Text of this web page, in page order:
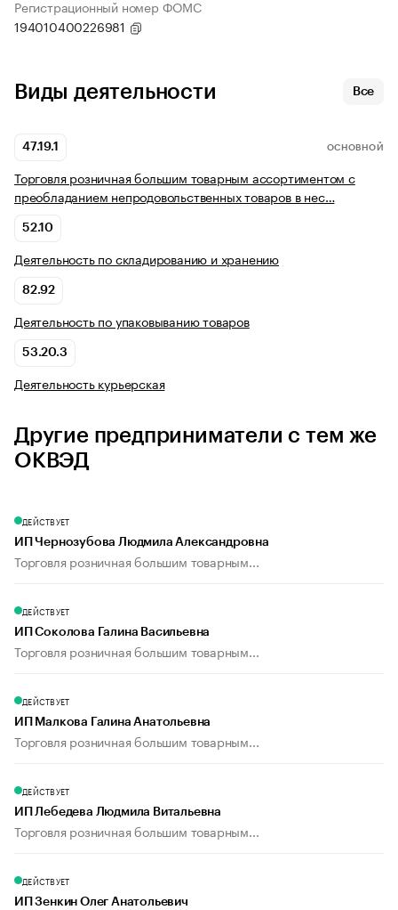
Регистрационный номер ФОМС
194010400226981
Виды деятельности Все
47.19.1 ОСНОВНОЙ
Торговля розничная большим товарным ассортиментом с
преобладанием непродовольственных товаров в нес…
52.10
Деятельность по складированию и хранению
82.92
Деятельность по упаковыванию товаров
53.20.3
Деятельность курьерская
Другие предприниматели с тем же
ОКВЭД
ДЕЙСТВУЕТ
ИП Чернозубова Людмила Александровна
Торговля розничная большим товарным...
ДЕЙСТВУЕТ
ИП Соколова Галина Васильевна
Торговля розничная большим товарным...
ДЕЙСТВУЕТ
ИП Малкова Галина Анатольевна
Торговля розничная большим товарным...
ДЕЙСТВУЕТ
ИП Лебедева Людмила Витальевна
Торговля розничная большим товарным...
ДЕЙСТВУЕТ
ИП Зенкин Олег Анатольевич